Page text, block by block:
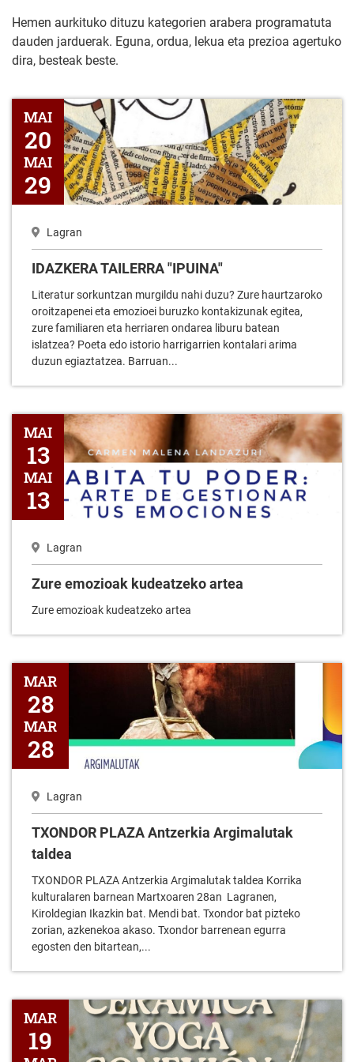
Hemen aurkituko dituzu kategorien arabera programatuta
dauden jarduerak. Eguna, ordua, lekua eta prezioa agertuko
dira, besteak beste.
IDAZKERA TAILERRA "IPUINA"
MAI
20
MAI
29
Lagran
IDAZKERA TAILERRA "IPUINA"
Literatur sorkuntzan murgildu nahi duzu? Zure haurtzaroko
oroitzapenei eta emozioei buruzko kontakizunak egitea,
zure familiaren eta herriaren ondarea liburu batean
islatzea? Poeta edo istorio harrigarrien kontalari arima
duzun egiaztatzea. Barruan...
Zure emozioak kudeatzeko artea
MAI
13
MAI
13
Lagran
Zure emozioak kudeatzeko artea
Zure emozioak kudeatzeko artea
TXONDOR PLAZA Antzerkia Argimalutak taldea
MAR
28
MAR
28
Lagran
TXONDOR PLAZA Antzerkia Argimalutak
taldea
TXONDOR PLAZA Antzerkia Argimalutak taldea Korrika
kulturalaren barnean Martxoaren 28an Lagranen,
Kiroldegian Ikazkin bat. Mendi bat. Txondor bat pizteko
zorian, azkenekoa akaso. Txondor barrenean egurra
egosten den bitartean,...
Zeramika Erretiroa Yoga Konexioa
MAR
19